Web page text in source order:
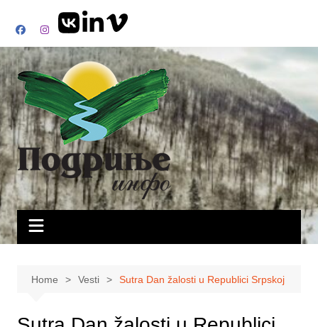
Home Vesti Sutra Dan žalosti u Republici Srpskoj